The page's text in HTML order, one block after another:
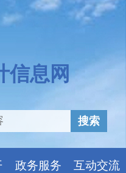
信息网
搜索
政务服务 互动交流